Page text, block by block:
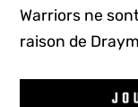
Warriors ne
raison de